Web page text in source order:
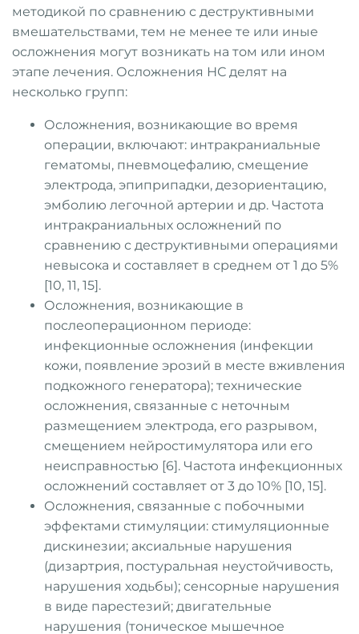
методикой по сравнению с деструктивными
вмешательствами, тем не менее те или иные
осложнения могут возникать на том или ином
этапе лечения. Осложнения НС делят на
несколько групп:
Осложнения, возникающие во время
операции, включают: интракраниальные
гематомы, пневмоцефалию, смещение
электрода, эпиприпадки, дезориентацию,
эмболию легочной артерии и др. Частота
интракраниальных осложнений по
сравнению с деструктивными операциями
невысока и составляет в среднем от 1 до 5%
[10, 11, 15].
Осложнения, возникающие в
послеоперационном периоде:
инфекционные осложнения (инфекции
кожи, появление эрозий в месте вживления
подкожного генератора); технические
осложнения, связанные с неточным
размещением электрода, его разрывом,
смещением нейростимулятора или его
неисправностью [6]. Частота инфекционных
осложнений составляет от 3 до 10% [10, 15].
Осложнения, связанные с побочными
эффектами стимуляции: стимуляционные
дискинезии; аксиальные нарушения
(дизартрия, постуральная неустойчивость,
нарушения ходьбы); сенсорные нарушения
в виде парестезий; двигательные
нарушения (тоническое мышечное